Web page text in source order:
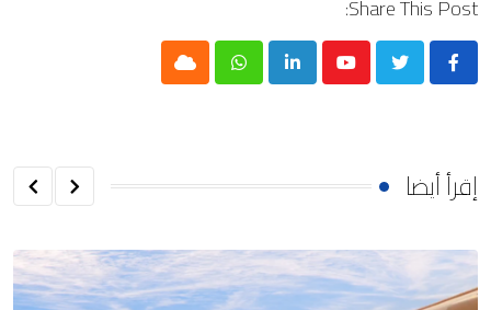
Share This Post:
Youtube
LinkedIn
Whatsapp
Cloud
إقرأ أيضا